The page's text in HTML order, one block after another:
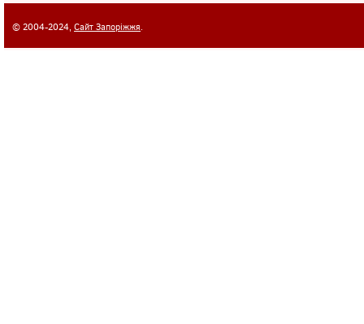
© 2004-2024, Сайт Запоріжжя.